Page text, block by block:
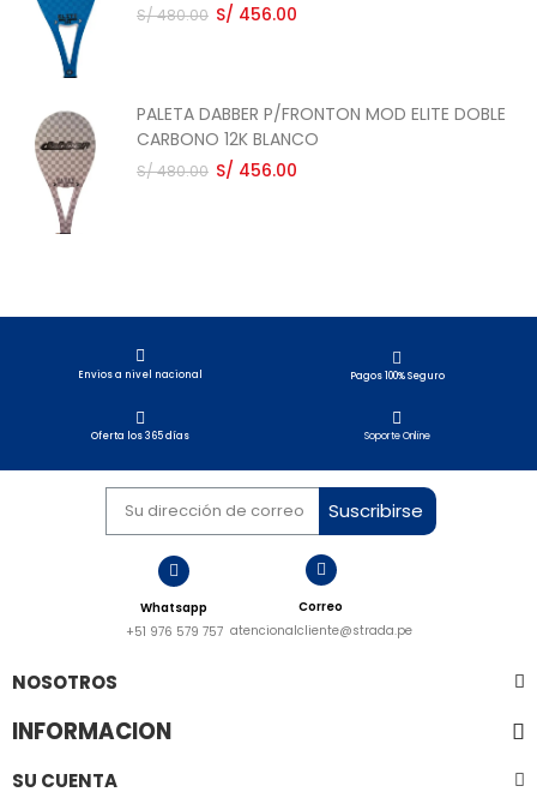
S/ 480.00 S/ 456.00
PALETA DABBER P/FRONTON MOD ELITE DOBLE
CARBONO 12K BLANCO
S/ 480.00 S/ 456.00
Envios a nivel nacional​ Pagos 100% Seguro
Oferta los 365 días Soporte Online
Suscribirse
Whatsapp
+51 976 579 757
Correo
atencionalcliente@strada.pe
NOSOTROS
INFORMACION
SU CUENTA